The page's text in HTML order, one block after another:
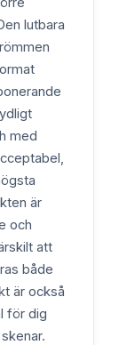
lutbara
med
är
och
att
både
är också
för dig